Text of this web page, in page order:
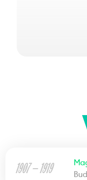
1907 — 1919